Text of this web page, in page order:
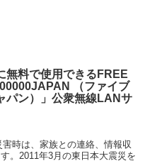
無料で使用できるFREE
（ファイブ
パン）」公衆無線LANサ
害時は、家族との連絡、情報収
。2011年3月の東日本大震災を